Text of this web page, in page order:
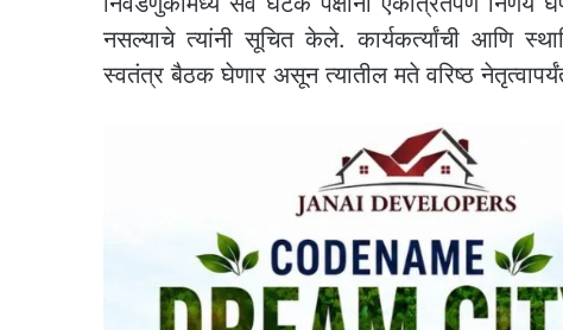
नसल्याचे त्यांनी सूचित केले. कार्यकर्त्यांची आणि
स्वतंत्र बैठक घेणार असून त्यातील मते वरिष्ठ